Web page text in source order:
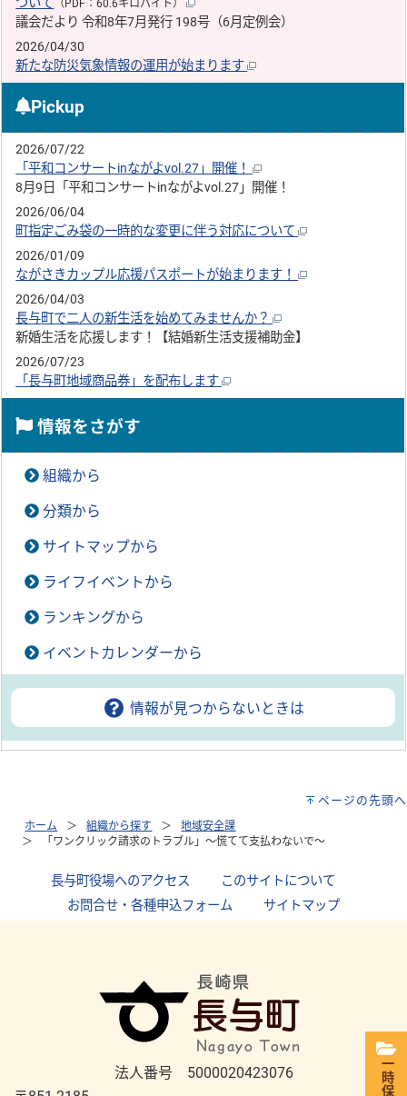
（PDF：60.6キロバイト）
議会だより 令和8年7月発行 198号（6月定例会）
2026/04/30
新たな防災気象情報の運用が始まります
Pickup
2026/07/22
「平和コンサートinながよvol.27」開催！
8月9日「平和コンサートinながよvol.27」開催！
2026/06/04
町指定ごみ袋の一時的な変更に伴う対応について
2026/01/09
ながさきカップル応援パスポートが始まります！
2026/04/03
長与町で二人の新生活を始めてみませんか？
新婚生活を応援します！【結婚新生活支援補助金】
2026/07/23
「長与町地域商品券」を配布します
情報をさがす
組織から
分類から
サイトマップから
ライフイベントから
ランキングから
イベントカレンダーから
情報が見つからないときは
ページの先頭へ
ホーム 組織から探す
地域安全課
「ワンクリック請求のトラブル」～慌てて支払わないで～
長与町役場へのアクセス このサイトについて
お問合せ・各種申込フォーム
サイトマップ
法人番号 5000020423076
一時保存